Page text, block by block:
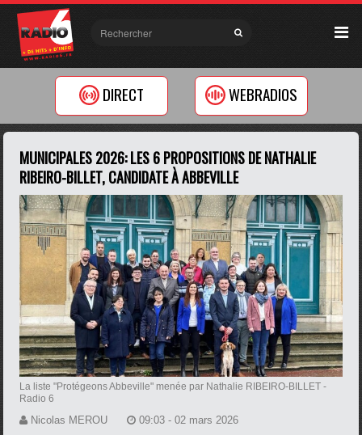
DIRECT WEBRADIOS
MUNICIPALES 2026: LES 6 PROPOSITIONS DE NATHALIE
RIBEIRO-BILLET, CANDIDATE À ABBEVILLE
La liste "Protégeons Abbeville" menée par Nathalie RIBEIRO-BILLET -
Radio 6
Nicolas MEROU 09:03 - 02 mars 2026